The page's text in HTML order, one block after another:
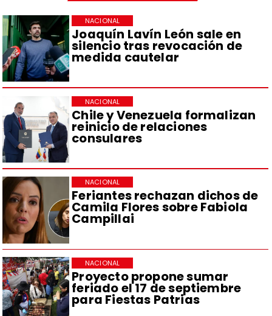
Joaquín Lavín León sale en
silencio tras revocación de
medida cautelar
NACIONAL
Chile y Venezuela formalizan
reinicio de relaciones
consulares
NACIONAL
Feriantes rechazan dichos de
Camila Flores sobre Fabiola
Campillai
NACIONAL
Proyecto propone sumar
feriado el 17 de septiembre
para Fiestas Patrias
NACIONAL